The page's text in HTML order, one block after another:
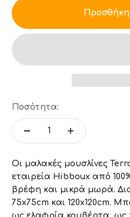
Προσθήκη
Ποσότητα:
Οι μαλακές μουσλίνες
εταιρεία Hibboux από
βρέφη και μικρά μωρά.
75x75cm και 120x120cm.